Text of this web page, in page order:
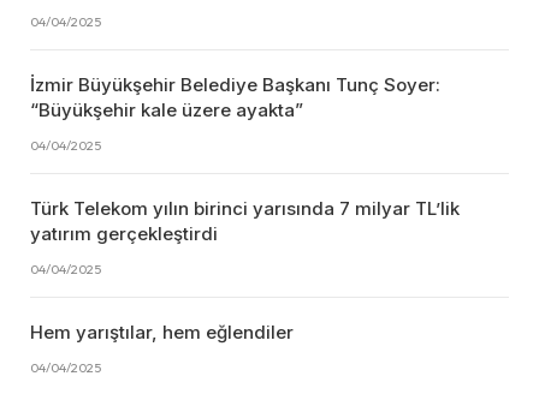
04/04/2025
İzmir Büyükşehir Belediye Başkanı Tunç Soyer:
“Büyükşehir kale üzere ayakta”
04/04/2025
Türk Telekom yılın birinci yarısında 7 milyar TL’lik
yatırım gerçekleştirdi
04/04/2025
Hem yarıştılar, hem eğlendiler
04/04/2025